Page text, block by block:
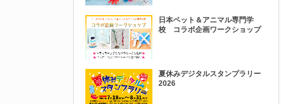
日本ペット＆アニマル専門学
校 コラボ企画ワークショップ
夏休みデジタルスタンプラリー
2026